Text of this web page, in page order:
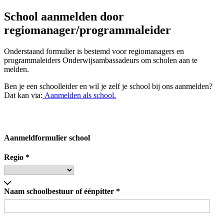
School aanmelden door
regiomanager/programmaleider
Onderstaand formulier is bestemd voor regiomanagers en
programmaleiders Onderwijsambassadeurs om scholen aan te
melden.
Ben je een schoolleider en wil je zelf je school bij ons aanmelden?
Dat kan via: Aanmelden als school.
Aanmeldformulier school
Regio *
Naam schoolbestuur of éénpitter *